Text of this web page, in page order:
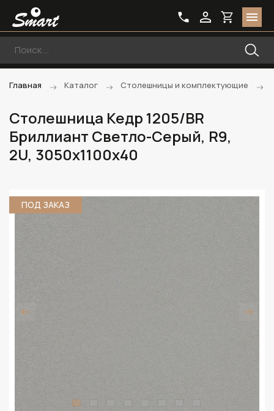
Главная Каталог Столешницы и комплектующие
Столешница Кедр 1205/BR
Бриллиант Светло-Серый, R9,
2U, 3050х1100х40
ПОД ЗАКАЗ